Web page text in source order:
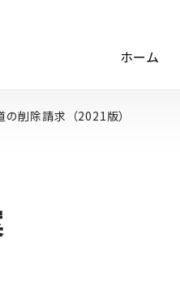
ホーム
の削除請求（2021版）